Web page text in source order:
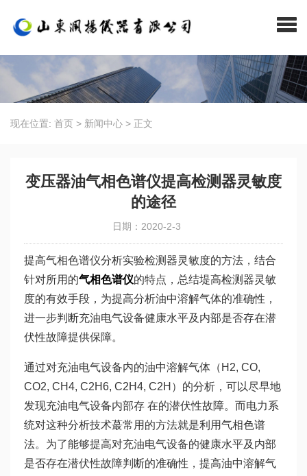
现在位置: 首页 > 新闻中心 > 正文
变压器油气相色谱仪提高检测器灵敏度
的途径
日期：2020-2-3
提高气相色谱仪分析实验检测器灵敏度的方法，结合
针对所用的气相色谱仪的特点，总结堤高检测器灵敏
度的有效手段，为提高分析油中溶解气体的准确性，
进一步判断充油电气设备健康水平及内部是否存在潜
伏性故障提供保障。
通过对充油电气设备内的油中溶解气体（H2, CO,
CO2, CH4, C2H6, C2H4, C2H）的分析，可以尽早地
发现充油电气设备内部存 在的潜伏性故障。而电力系
统对这种分析技术蕞常用的方法就是利用气相色谱
法。为了能够提高对充油电气设备的健康水平及内部
是否存在潜伏性故障判断的准确性，提高油中溶解气